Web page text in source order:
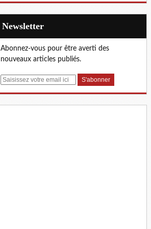
Newsletter
Abonnez-vous pour être averti des
nouveaux articles publiés.
E